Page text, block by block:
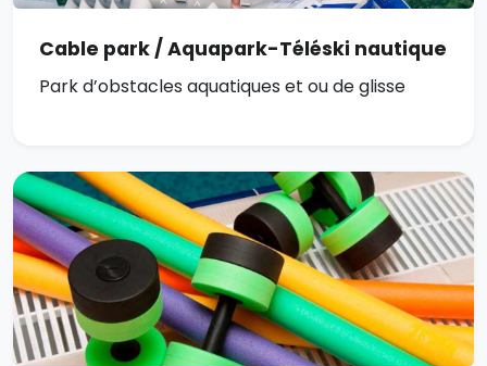
Cable park / Aquapark-Téléski nautique
Park d’obstacles aquatiques et ou de glisse